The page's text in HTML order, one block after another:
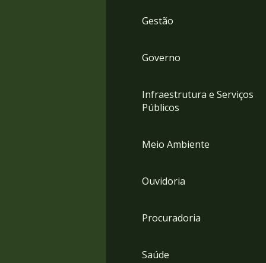
Gestão
Governo
Infraestrutura e Serviços
Públicos
Meio Ambiente
Ouvidoria
Procuradoria
Saúde